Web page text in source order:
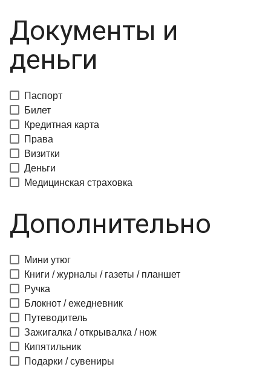
Документы и
деньги
Паспорт
Билет
Кредитная карта
Права
Визитки
Деньги
Медицинская страховка
Дополнительно
Мини утюг
Книги / журналы / газеты / планшет
Ручка
Блокнот / ежедневник
Путеводитель
Зажигалка / открывалка / нож
Кипятильник
Подарки / сувениры